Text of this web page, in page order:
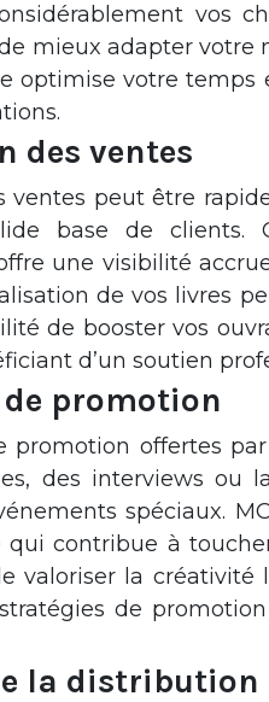
vos
mieux adapter votre
optimise votre
des ventes
ventes peut être
base de clients.
offre une visibilité
de vos livres
de booster vos
d’un soutien
promotion
promotion offertes
des interviews ou
spéciaux.
qui contribue à
valoriser la créativité
stratégies de
la distribution